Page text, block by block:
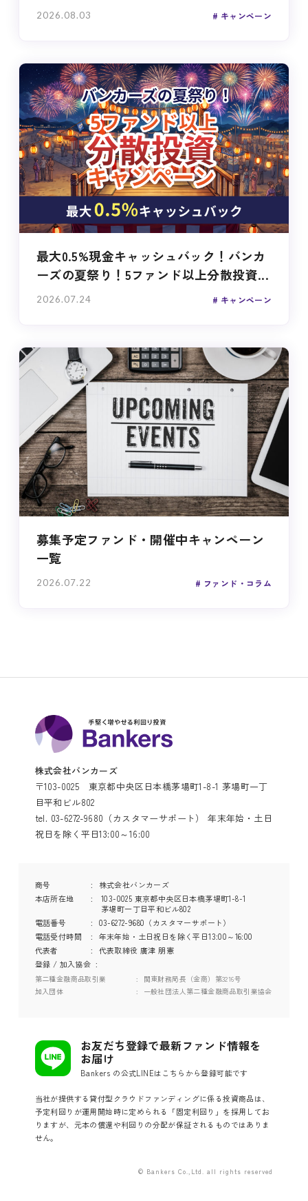
2026.08.03 キャンペーン
最大0.5%現金キャッシュバック！バンカ
ーズの夏祭り！5ファンド以上分散投資...
2026.07.24 キャンペーン
募集予定ファンド・開催中キャンペーン
一覧
2026.07.22 ファンド・コラム
株式会社バンカーズ
〒103-0025 東京都中央区日本橋茅場町1-8-1 茅場町一丁
目平和ビル802
tel. 03-6272-9680（カスタマーサポート） 年末年始・土日
祝日を除く平日13:00～16:00
商号
株式会社バンカーズ
本店所在地
103-0025 東京都中央区日本橋茅場町1-8-1
茅場町一丁目平和ビル802
電話番号
03-6272-9680（カスタマーサポート）
電話受付時間
年末年始・土日祝日を除く平日13:00～16:00
代表者
代表取締役 廣津 朋憲
登録 / 加入協会
第二種金融商品取引業
関東財務局長（金商）第3216号
加入団体
一般社団法人第二種金融商品取引業協会
お友だち登録で最新ファンド情報を
お届け
Bankers の公式LINEはこちらから登録可能です
当社が提供する貸付型クラウドファンディングに係る投資商品は、
予定利回りが運用開始時に定められる「固定利回り」を採用してお
りますが、元本の償還や利回りの分配が保証されるものではありま
せん。
© Bankers Co.,Ltd. all rights reserved